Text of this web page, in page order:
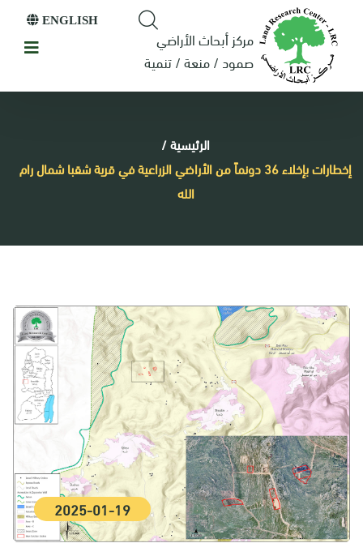
مركز أبحاث الأراضي
صمود / منعة / تنمية
ENGLISH
الرئيسية/
إخطارات بإخلاء 36 دونماً من الأراضي الزراعية في قرية شقبا شمال رام
الله
2025-01-19